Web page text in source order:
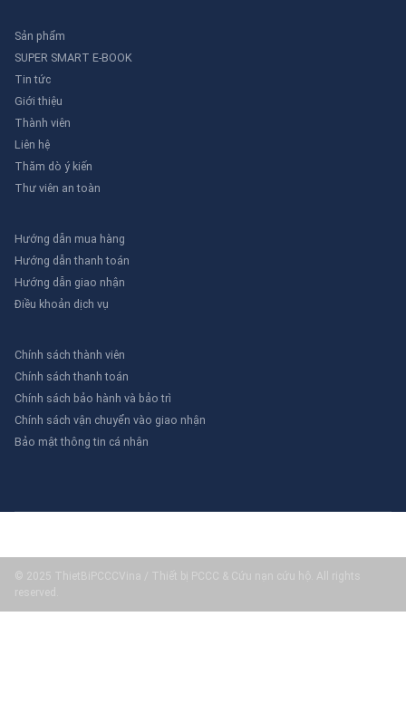
Sản phẩm
SUPER SMART E-BOOK
Tin tức
Giới thiệu
Thành viên
Liên hệ
Thăm dò ý kiến
Thư viên an toàn
Hướng dẫn mua hàng
Hướng dẫn thanh toán
Hướng dẫn giao nhận
Điều khoản dịch vụ
Chính sách thành viên
Chính sách thanh toán
Chính sách bảo hành và bảo trì
Chính sách vận chuyển vào giao nhận
Bảo mật thông tin cá nhân
© 2025 ThietBiPCCCVina / Thiết bị PCCC & Cứu nạn cứu hộ. All rights
reserved.